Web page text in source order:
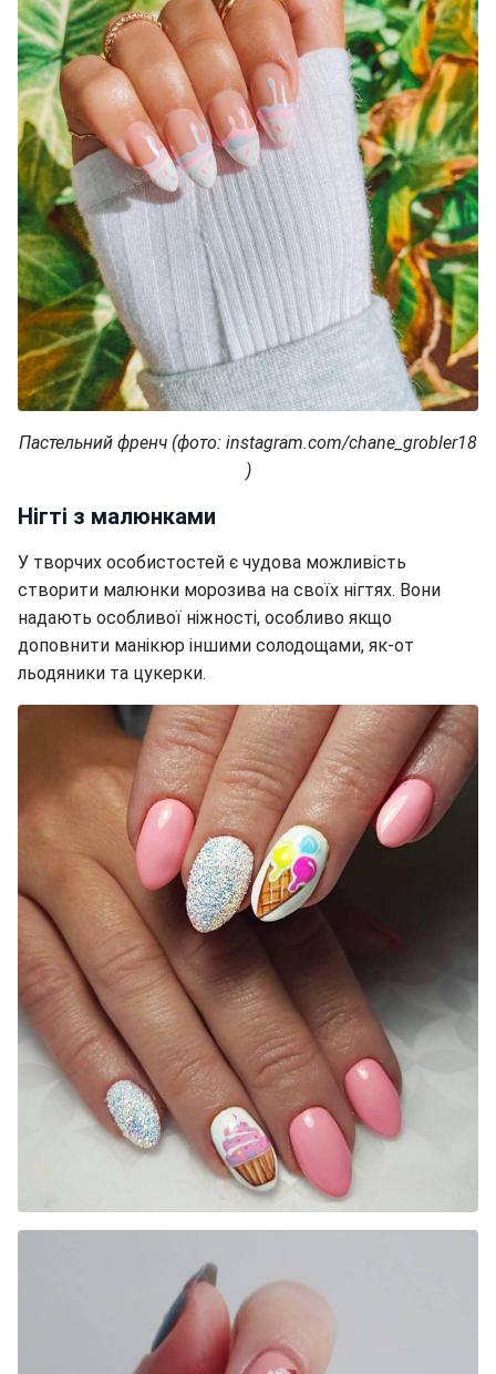
Пастельний френч (фото: instagram.com/chane_grobler18​​​​​​​
)
Нігті з малюнками
У творчих особистостей є чудова можливість
створити малюнки морозива на своїх нігтях. Вони
надають особливої ніжності, особливо якщо
доповнити манікюр іншими солодощами, як-от
льодяники та цукерки.